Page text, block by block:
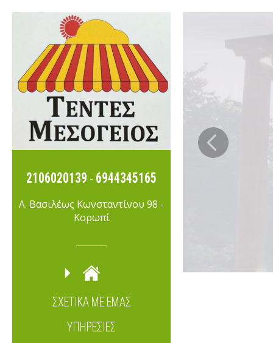
2106020139 - 6944345165
Λ. Βασιλέως Κωνσταντίνου 98 -
Κορωπί
ΣΧΕΤΙΚΆ ΜΕ ΕΜΆΣ
ΥΠΗΡΕΣΊΕΣ